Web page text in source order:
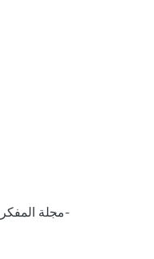
مجلة المفكر-جامعة الجزائر2-أبو القاسم سعد الله-